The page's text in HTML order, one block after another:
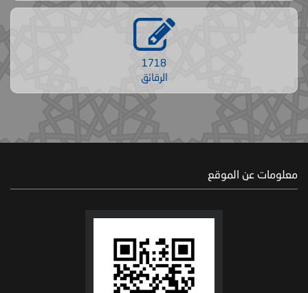
1718
الرقائق
معلومات عن الموقع